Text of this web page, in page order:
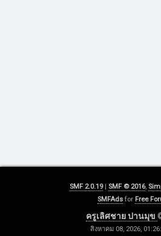
SMF 2.0.19| SMF © 2016,
SMFAdsfor Free
ครูเลิศชาย ปานมุข
สิงหาคม 08, 2026,